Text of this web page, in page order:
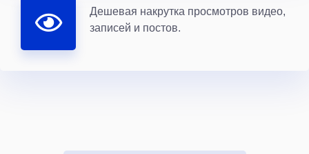
Дешевая накрутка просмотров видео,
записей и постов.